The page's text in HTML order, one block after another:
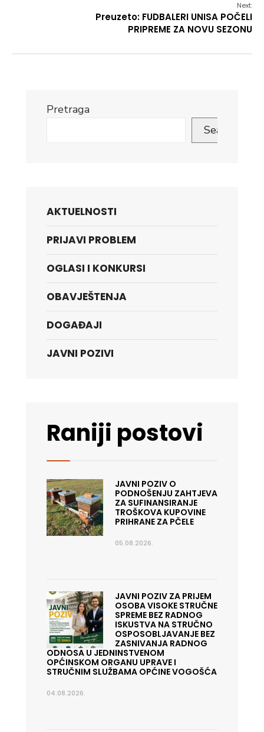
Next:
Preuzeto: FUDBALERI UNISA POČELI
PRIPREME ZA NOVU SEZONU
Pretraga
Search
AKTUELNOSTI
PRIJAVI PROBLEM
OGLASI I KONKURSI
OBAVJEŠTENJA
DOGAĐAJI
JAVNI POZIVI
Raniji postovi
JAVNI POZIV O
PODNOŠENJU ZAHTJEVA
ZA SUFINANSIRANJE
TROŠKOVA KUPOVINE
PRIHRANE ZA PČELE
05.08.2026.
JAVNI POZIV ZA PRIJEM
OSOBA VISOKE STRUČNE
SPREME BEZ RADNOG
ISKUSTVA NA STRUČNO
OSPOSOBLJAVANJE BEZ
ZASNIVANJA RADNOG
ODNOSA U JEDNINSTVENOM
OPĆINSKOM ORGANU UPRAVE I
STRUČNIM SLUŽBAMA OPĆINE VOGOŠĆA
04.08.2026.